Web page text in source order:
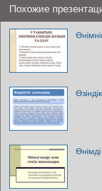
Похожие